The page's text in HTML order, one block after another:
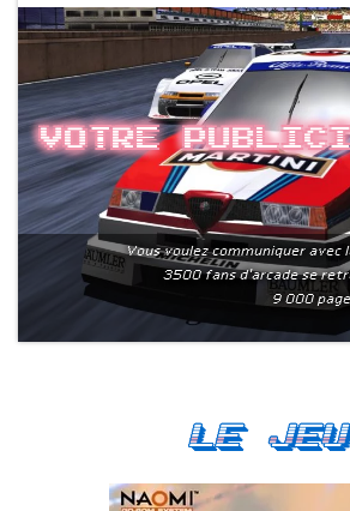
Votre
Vous voulez communiquer avec
3500 fans d'arcade se
9 000
Le Jeu